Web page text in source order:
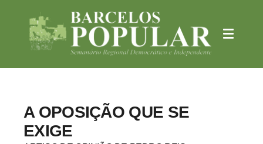
A OPOSIÇÃO QUE SE
EXIGE